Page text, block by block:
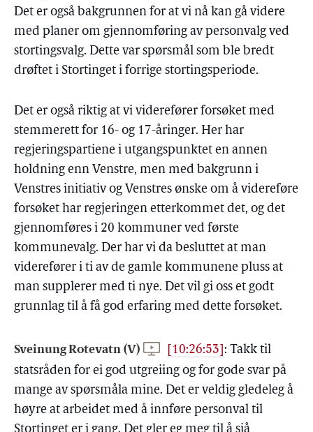
Det er også bakgrunnen for at vi nå kan gå videre
med planer om gjennomføring av personvalg ved
stortingsvalg. Dette var spørsmål som ble bredt
drøftet i Stortinget i forrige stortingsperiode.
Det er også riktig at vi viderefører forsøket med
stemmerett for 16- og 17-åringer. Her har
regjeringspartiene i utgangspunktet en annen
holdning enn Venstre, men med bakgrunn i
Venstres initiativ og Venstres ønske om å videreføre
forsøket har regjeringen etterkommet det, og det
gjennomføres i 20 kommuner ved første
kommunevalg. Der har vi da besluttet at man
viderefører i ti av de gamle kommunene pluss at
man supplerer med ti nye. Det vil gi oss et godt
grunnlag til å få god erfaring med dette forsøket.
Sveinung Rotevatn (V) [10:26:53] : Takk til
statsråden for ei god utgreiing og for gode svar på
mange av spørsmåla mine. Det er veldig gledeleg å
høyre at arbeidet med å innføre personval til